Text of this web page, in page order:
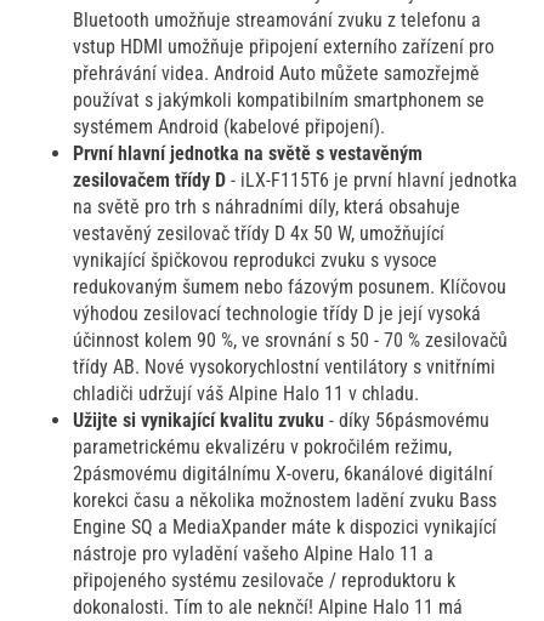
Bluetooth umožňuje streamování zvuku z telefonu a
vstup HDMI umožňuje připojení externího zařízení pro
přehrávání videa. Android Auto můžete samozřejmě
používat s jakýmkoli kompatibilním smartphonem se
systémem Android (kabelové připojení).
První hlavní jednotka na světě s vestavěným
zesilovačem třídy D - iLX-F115T6 je první hlavní jednotka
na světě pro trh s náhradními díly, která obsahuje
vestavěný zesilovač třídy D 4x 50 W, umožňující
vynikající špičkovou reprodukci zvuku s vysoce
redukovaným šumem nebo fázovým posunem. Klíčovou
výhodou zesilovací technologie třídy D je její vysoká
účinnost kolem 90 %, ve srovnání s 50 - 70 % zesilovačů
třídy AB. Nové vysokorychlostní ventilátory s vnitřními
chladiči udržují váš Alpine Halo 11 v chladu.
Užijte si vynikající kvalitu zvuku - díky 56pásmovému
parametrickému ekvalizéru v pokročilém režimu,
2pásmovému digitálnímu X-overu, 6kanálové digitální
korekci času a několika možnostem ladění zvuku Bass
Engine SQ a MediaXpander máte k dispozici vynikající
nástroje pro vyladění vašeho Alpine Halo 11 a
připojeného systému zesilovače / reproduktoru k
dokonalosti. Tím to ale neknčí! Alpine Halo 11 má